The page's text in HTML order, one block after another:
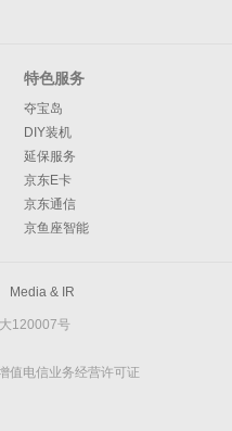
特色服务
夺宝岛
DIY装机
延保服务
京东E卡
京东通信
京鱼座智能
Media & IR
120007号
值电信业务经营许可证